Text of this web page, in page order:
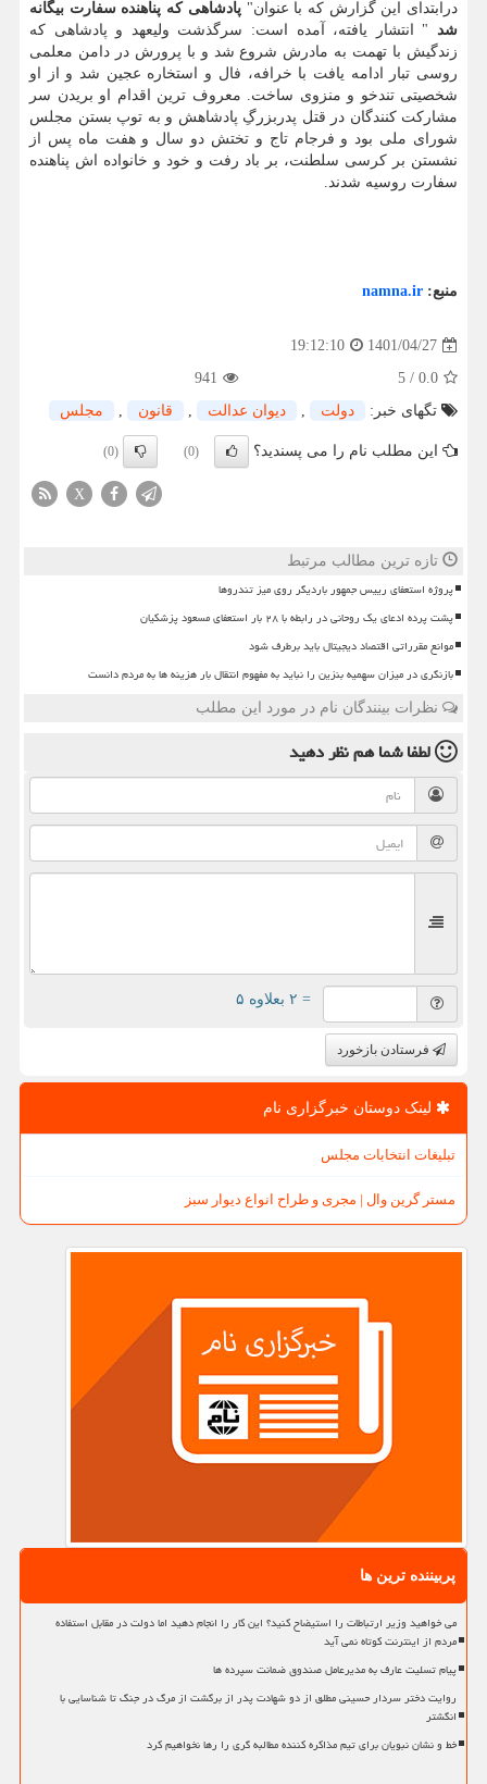
درابتدای این گزارش که با عنوان"پادشاهی که پناهنده سفارت بیگانه
شد " انتشار یافته، آمده است: سرگذشت ولیعهد و پادشاهی که
زندگیش با تهمت به مادرش شروع شد و با پرورش در دامن معلمی
روسی تبار ادامه یافت با خرافه، فال و استخاره عجین شد و از او
شخصیتی تندخو و منزوی ساخت. معروف ترین اقدام او بریدن سر
مشارکت کنندگان در قتل پدربزرگِ پادشاهش و به توپ بستن مجلس
شورای ملی بود و فرجام تاج و تختش دو سال و هفت ماه پس از
نشستن بر کرسی سلطنت، بر باد رفت و خود و خانواده اش پناهنده
سفارت روسیه شدند.
منبع: namna.ir
1401/04/27
19:12:10
0.0
/
5
941
تگهای خبر:
دولت , دیوان عدالت , قانون , مجلس
این مطلب نام را می پسندید؟ (0)
(0)
X
تازه ترین مطالب مرتبط
پروژه استعفای رییس جمهور باردیگر روی میز تندروها
پشت پرده ادعای یک روحانی در رابطه با ۲۸ بار استعفای مسعود پزشکیان
موانع مقرراتی اقتصاد دیجیتال باید برطرف شود
بازنگری در میزان سهمیه بنزین را نباید به مفهوم انتقال بار هزینه ها به مردم دانست
نظرات بینندگان نام در مورد این مطلب
لطفا شما همنظر دهید
= ۲ بعلاوه ۵
فرستادن بازخورد
لینک دوستان خبرگزاری نام
تبلیغات انتخابات مجلس
مستر گرین وال | مجری و طراح انواع دیوار سبز
پربیننده ترین ها
می خواهید وزیر ارتباطات را استیضاح کنید؟ این کار را انجام دهید اما دولت در مقابل استفاده
مردم از اینترنت کوتاه نمی آید
پیام تسلیت عارف به مدیرعامل صندوق ضمانت سپرده ها
روایت دختر سردار حسینی مطلق از دو شهادت پدر از برگشت از مرگ در جنگ تا شناسایی با
انگشتر
خط و نشان نبویان برای تیم مذاکره کننده مطالبه گری را رها نخواهیم کرد